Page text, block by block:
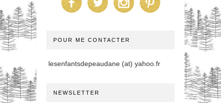
POUR ME CONTACTER
lesenfantsdepeaudane (at) yahoo.fr
NEWSLETTER